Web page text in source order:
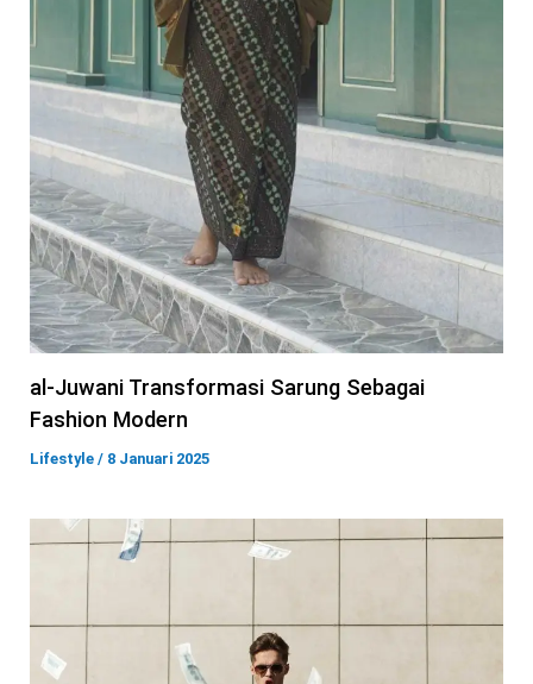
al-Juwani Transformasi Sarung Sebagai
Fashion Modern
Lifestyle / 8 Januari 2025